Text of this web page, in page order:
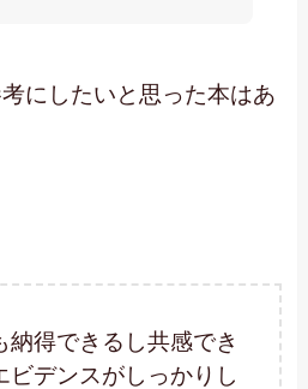
にしたいと思った本はあ
納得できるし共感でき
ビデンスがしっかりし